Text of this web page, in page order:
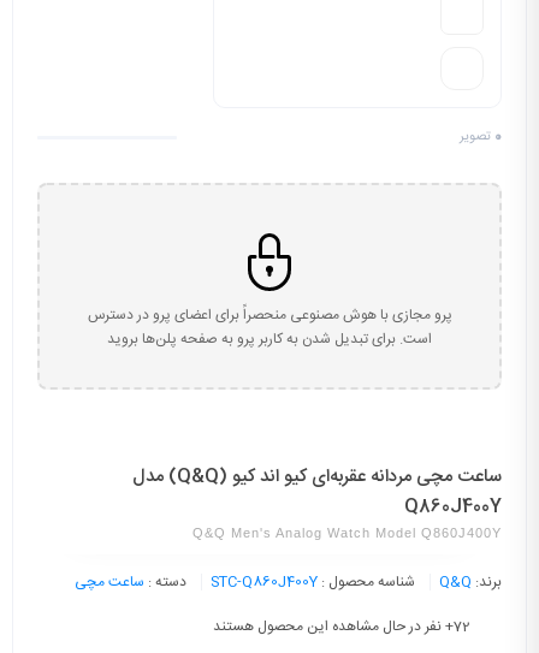
0 تصویر
پرو مجازی با هوش مصنوعی منحصراً برای اعضای پرو در دسترس
است. برای تبدیل شدن به کاربر پرو به صفحه پلن‌ها بروید
ساعت مچی مردانه عقربه‌ای کیو اند کیو (Q&Q) مدل
Q860J400Y
Q&Q Men's Analog Watch Model Q860J400Y
برند: Q&Q شناسه محصول : STC-Q860J400Y دسته : ساعت مچی
72+ نفر در حال مشاهده این محصول هستند